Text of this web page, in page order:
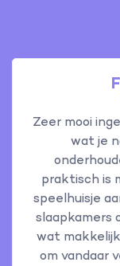
Zeer mooi
wat je
praktisch is
speelhuisje
slaapkamers
wat
om vandaar